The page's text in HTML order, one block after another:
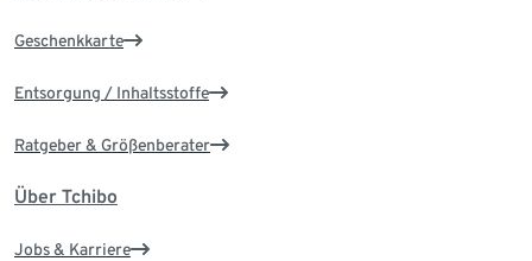
Geschenkkarte
Entsorgung / Inhaltsstoffe
Ratgeber & Größenberater
Über Tchibo
Jobs & Karriere